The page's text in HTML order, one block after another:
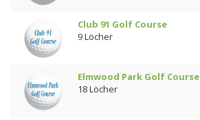
Club 91 Golf Course
9 Löcher
Elmwood Park Golf Course
18 Löcher